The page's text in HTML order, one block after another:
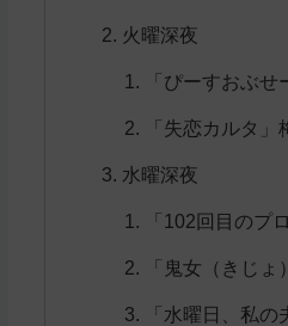
火曜深夜
「ぴーすおぶ
「失恋カルタ
水曜深夜
「102回目のプ
「鬼女（きじ
「水曜日、私